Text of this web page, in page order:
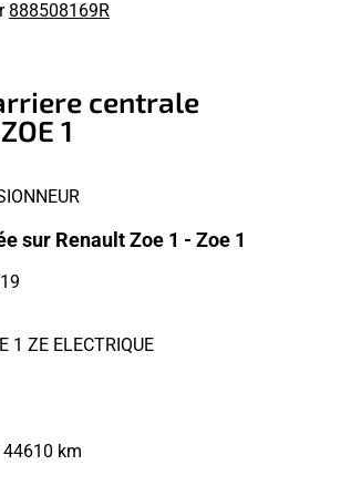
888508169R
centrale
1
sur Renault Zoe 1 - Zoe 1
1 ZE ELECTRIQUE
44610 km